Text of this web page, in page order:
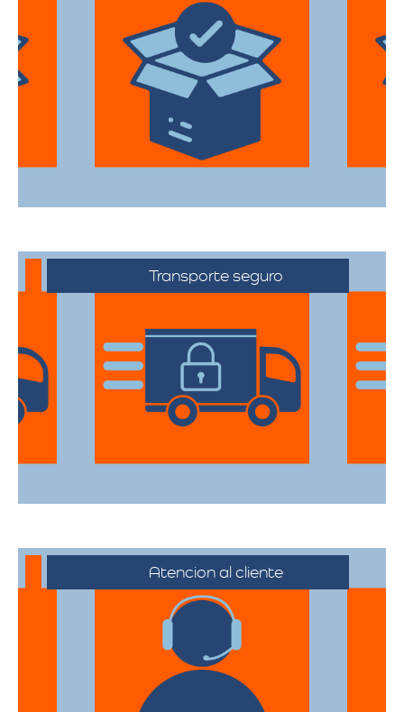
Utilizan materiales de embalaje de
primera categoría para garantizar que
todas sus pertenencias estén protegidas
durante el traslado.
Transporte seguro
Los vehículos están equipados con
tecnología avanzada para asegurar que
cada artículo llegue en perfecto estado a
su destino.
Atencion al cliente
Desde el primer contacto hasta la
finalización de la mudanza, se ofrece un
servicio al cliente excepcional,
adaptándose a sus horarios y